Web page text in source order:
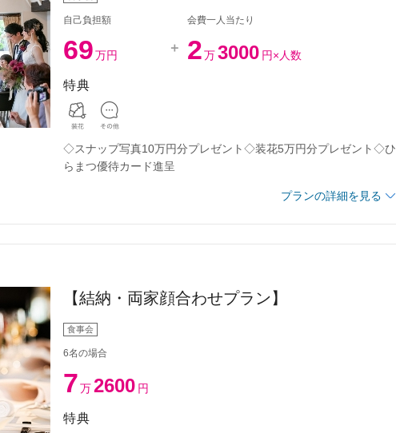
オペレーター手配料、マイク、音響使用料
美容着付に含む
パティシエ特製ウエディングケーキ
ブーケ・メインテーブル装花・ゲストテーブル装花
写真スナップアルバム（データ500カット込） 60000円OFF
■40名のお見積金額です。会費@23,000×人数
北海道神宮挙式料15万円は直接神宮にお支払いいただきます
フリードリンク）
全館貸切(ウェイティングルーム、出席者着替場所、新郎新婦控室)
会場貸切使用料
新婦ヘアメイク（1点お開きまで・リハーサル込・アテンド付き）
オペレーター手配料、マイク、音響使用料
美容着付に含む
自己負担額
69万円
会費一人当たり
2万3000 円×人数
特典
◇スナップ写真10万円分プレゼント◇装花5万円分プレゼント◇ひ
らまつ優待カード進呈
プランの詳細を見る
今月末までにお申込みのお客様
通年（限定日）
■20名のお見積金額です。会費＠23,000×人数
【結納・両家顔合わせプラン】
食事会
6名の場合
7万2600 円
特典